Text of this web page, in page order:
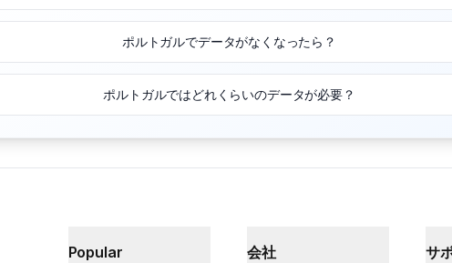
ポルトガルでデータがなくなったら？
ポルトガルではどれくらいのデータが必要？
Popular 会社 サ